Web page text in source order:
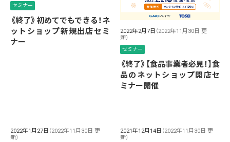
セミナー
《終了》初めてでもできる！ネ
ットショップ新規出店セミ
ナー
2022年2月7日 （2022年11月30日 更
新）
セミナー
《終了》【食品事業者必見！】食
品のネットショップ開店セ
ミナー開催
2022年1月27日 （2022年11月30日 更
新）
2021年12月14日 （2022年11月30日 更
新）